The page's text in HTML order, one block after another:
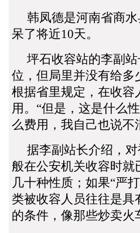
韩凤德是河南省商水
呆了将近10天。
坪石收容站的李副站
位，但局里并没有给多
根据省里规定，在收
用。“但是，这是什么
么费用，我自己也说不
据李副站长介绍，对
般在公安机关收容时
几十种性质；如果“严
类被收容人员往往是
的条件，像那些炒卖